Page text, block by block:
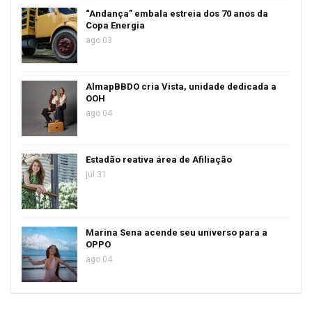
“Andança” embala estreia dos 70 anos da
Copa Energia
ago 03
AlmapBBDO cria Vista, unidade dedicada a
OOH
ago 04
Estadão reativa área de Afiliação
jul 31
Marina Sena acende seu universo para a
OPPO
ago 04